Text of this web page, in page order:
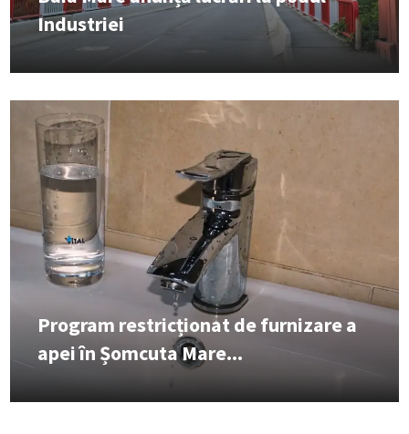
Industriei
Program restricționat de furnizare a
apei în Șomcuta Mare...